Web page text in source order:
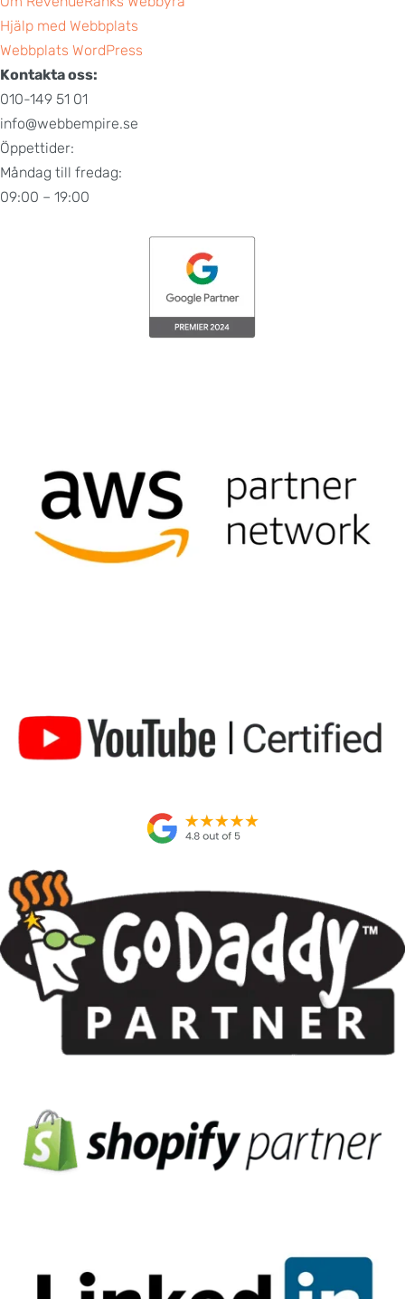
Hjälp med Webbplats
Webbplats WordPress
Kontakta oss:
010-149 51 01
info@webbempire.se
Öppettider:
Måndag till fredag:
09:00 – 19:00